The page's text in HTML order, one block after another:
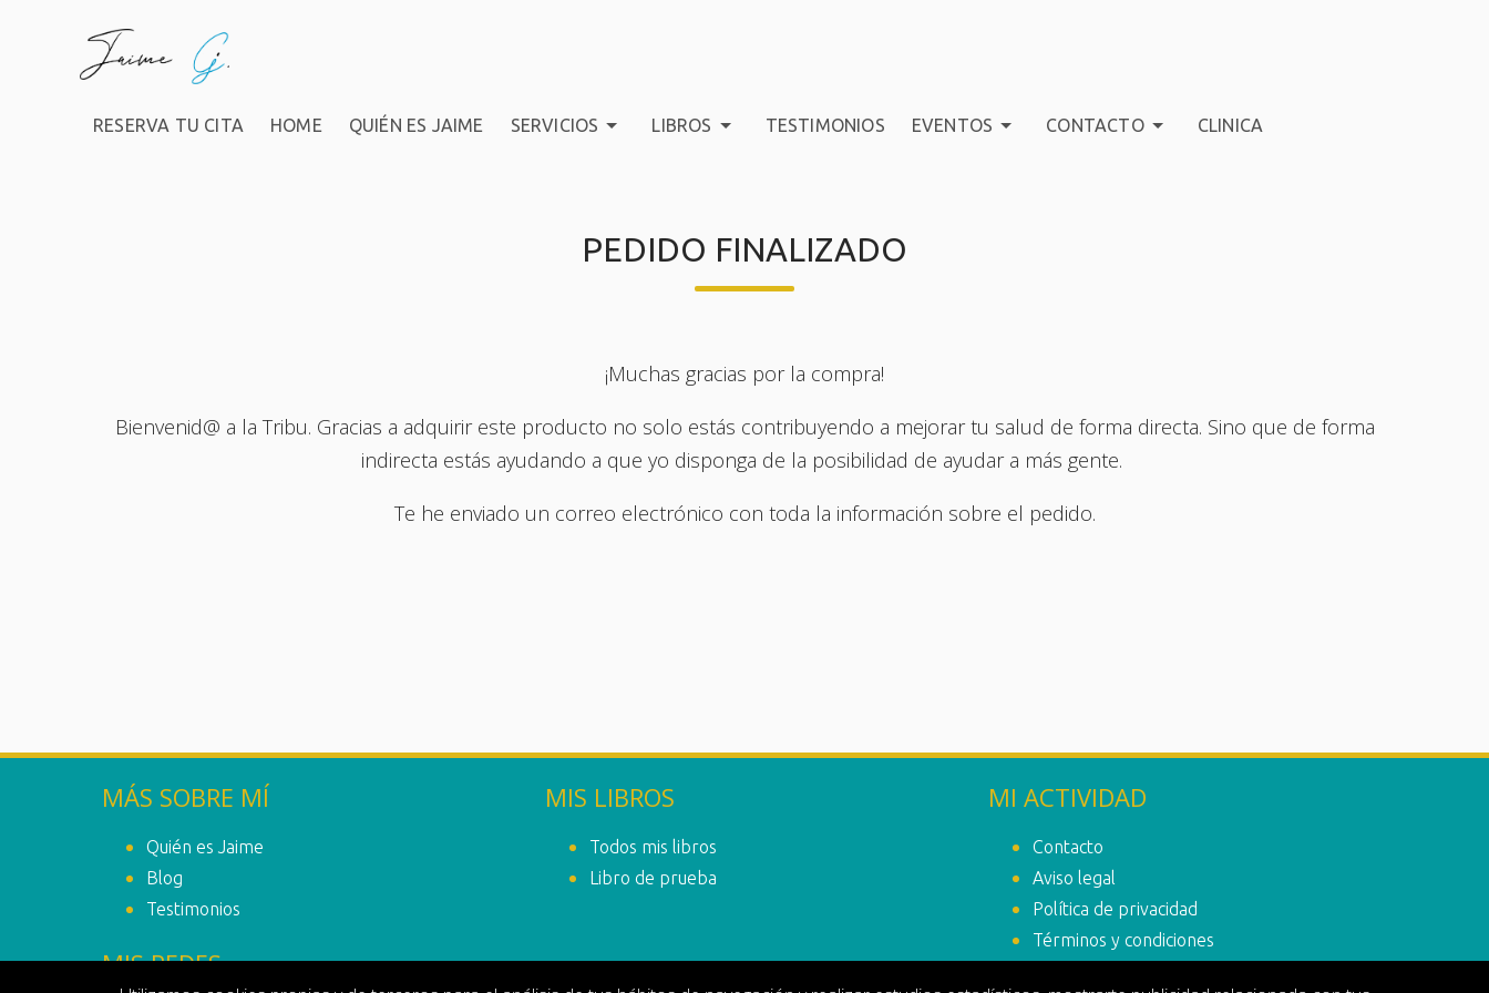
RESERVA TU CITA HOME QUIÉN ES JAIME SERVICIOS LIBROS TESTIMONIOS EVENTOS CONTACTO CLINICA
PEDIDO FINALIZADO
¡Muchas gracias por la compra!
Bienvenid@ a la Tribu. Gracias a adquirir este producto no solo estás contribuyendo a mejorar tu salud de forma directa. Sino que de forma
indirecta estás ayudando a que yo disponga de la posibilidad de ayudar a más gente.
Te he enviado un correo electrónico con toda la información sobre el pedido.
MÁS SOBRE MÍ
Quién es Jaime
Blog
Testimonios
MIS REDES
MIS LIBROS
Todos mis libros
Libro de prueba
MI ACTIVIDAD
Contacto
Aviso legal
Política de privacidad
Términos y condiciones